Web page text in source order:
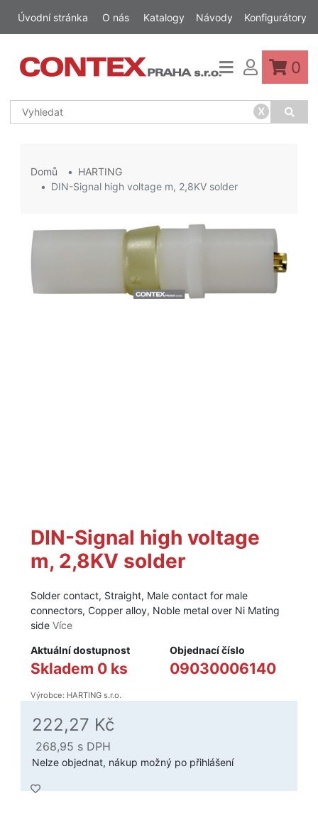
Úvodní stránka O nás Katalogy Návody Konfigurátory
x
0
Domů
HARTING
DIN-Signal high voltage m, 2,8KV solder
DIN-Signal high voltage
m, 2,8KV solder
Solder contact, Straight, Male contact for male
connectors, Copper alloy, Noble metal over Ni Mating
side Více
Aktuální dostupnost
Skladem 0 ks
Objednací číslo
09030006140
Výrobce: HARTING s.r.o.
222,27 Kč
268,95 s DPH
Nelze objednat, nákup možný po přihlášení